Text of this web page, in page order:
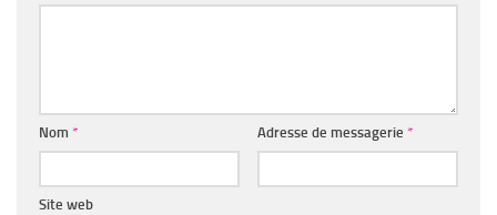
Nom * Adresse de messagerie *
Site web